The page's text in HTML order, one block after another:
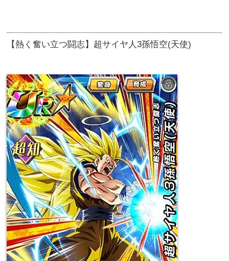
【熱く奮い立つ闘志】超サイヤ人3孫悟空(天使)